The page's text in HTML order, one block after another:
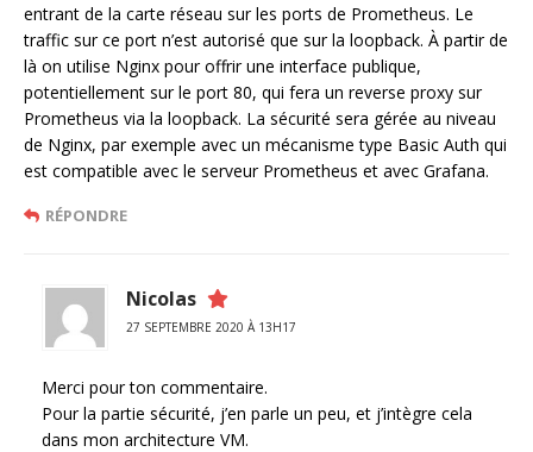
entrant de la carte réseau sur les ports de Prometheus. Le
traffic sur ce port n’est autorisé que sur la loopback. À partir de
là on utilise Nginx pour offrir une interface publique,
potentiellement sur le port 80, qui fera un reverse proxy sur
Prometheus via la loopback. La sécurité sera gérée au niveau
de Nginx, par exemple avec un mécanisme type Basic Auth qui
est compatible avec le serveur Prometheus et avec Grafana.
RÉPONDRE
Nicolas
27 SEPTEMBRE 2020 À 13H17
Merci pour ton commentaire.
Pour la partie sécurité, j’en parle un peu, et j’intègre cela
dans mon architecture VM.